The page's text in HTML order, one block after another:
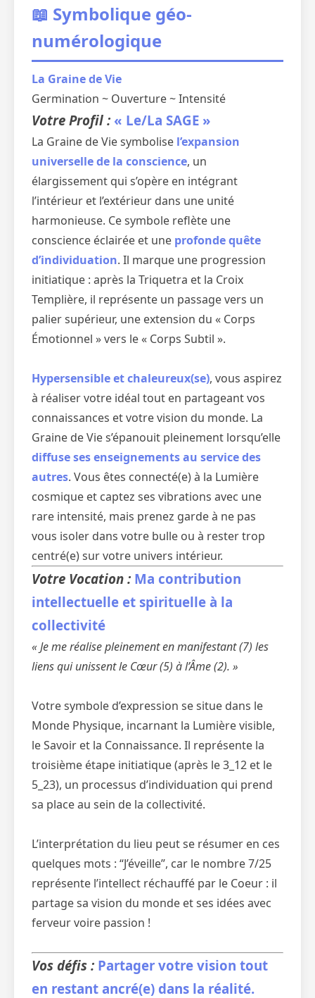
📖 Symbolique géo-
numérologique
La Graine de Vie
Germination ~ Ouverture ~ Intensité
Votre Profil : « Le/La SAGE »
La Graine de Vie symbolise l’expansion
universelle de la conscience, un
élargissement qui s’opère en intégrant
l’intérieur et l’extérieur dans une unité
harmonieuse. Ce symbole reflète une
conscience éclairée et une profonde quête
d’individuation. Il marque une progression
initiatique : après la Triquetra et la Croix
Templière, il représente un passage vers un
palier supérieur, une extension du « Corps
Émotionnel » vers le « Corps Subtil ».
Hypersensible et chaleureux(se), vous aspirez
à réaliser votre idéal tout en partageant vos
connaissances et votre vision du monde. La
Graine de Vie s’épanouit pleinement lorsqu’elle
diffuse ses enseignements au service des
autres. Vous êtes connecté(e) à la Lumière
cosmique et captez ses vibrations avec une
rare intensité, mais prenez garde à ne pas
vous isoler dans votre bulle ou à rester trop
centré(e) sur votre univers intérieur.
Votre Vocation : Ma contribution
intellectuelle et spirituelle à la
collectivité
« Je me réalise pleinement en manifestant (7) les
liens qui unissent le Cœur (5) à l’Âme (2). »
Votre symbole d’expression se situe dans le
Monde Physique, incarnant la Lumière visible,
le Savoir et la Connaissance. Il représente la
troisième étape initiatique (après le 3_12 et le
5_23), un processus d’individuation qui prend
sa place au sein de la collectivité.
L’interprétation du lieu peut se résumer en ces
quelques mots : “J’éveille”, car le nombre 7/25
représente l’intellect réchauffé par le Coeur : il
partage sa vision du monde et ses idées avec
ferveur voire passion !
Vos défis : Partager votre vision tout
en restant ancré(e) dans la réalité.